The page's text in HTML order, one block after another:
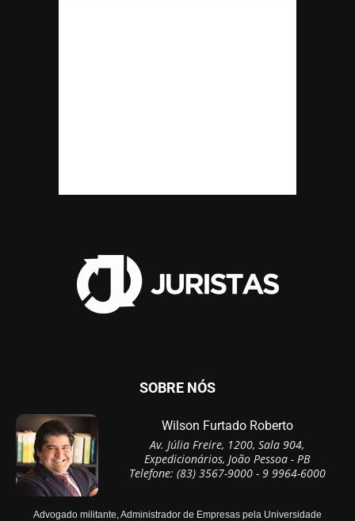
SOBRE NÓS
Wilson Furtado Roberto
Av. Júlia Freire, 1200, Sala 904,
Expedicionários, João Pessoa - PB
Telefone: (83) 3567-9000 - 9 9964-6000
Advogado militante, Administrador de Empresas pela Universidade